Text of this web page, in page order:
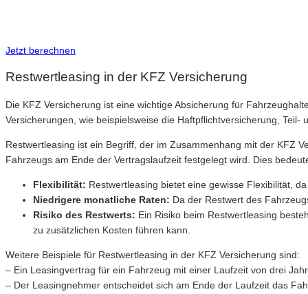
Jetzt berechnen
Restwertleasing in der KFZ Versicherung
Die KFZ Versicherung ist eine wichtige Absicherung für
Versicherungen, wie beispielsweise die Haftpflichtversicherung, Teil-
Restwertleasing ist ein Begriff, der im Zusammenhang mit der KFZ
Fahrzeugs am Ende der Vertragslaufzeit festgelegt wird. Dies
Flexibilität: Restwertleasing bietet eine gewisse Flexibilität,
Niedrigere monatliche Raten: Da der Restwert des
Risiko des Restwerts: Ein Risiko beim Restwertleasing
zu zusätzlichen Kosten führen kann.
Weitere Beispiele für Restwertleasing in der KFZ Versicherung sind:
– Ein Leasingvertrag für ein Fahrzeug mit einer Laufzeit von drei
– Der Leasingnehmer entscheidet sich am Ende der Laufzeit das